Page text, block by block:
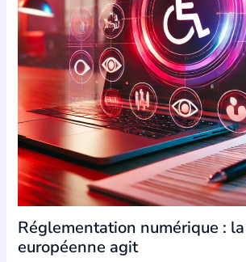
Réglementation numérique :
européenne agit